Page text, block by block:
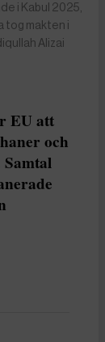
i Kabul 2025,
tog makten i
Alizai
EU att
och